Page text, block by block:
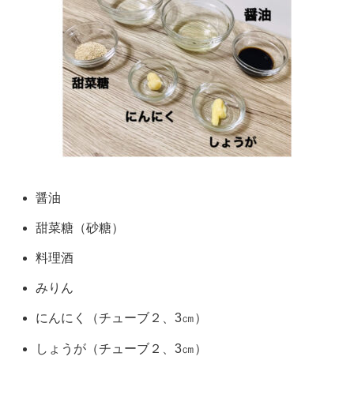
醤油
甜菜糖（砂糖）
料理酒
みりん
にんにく（チューブ２、3㎝）
しょうが（チューブ２、3㎝）